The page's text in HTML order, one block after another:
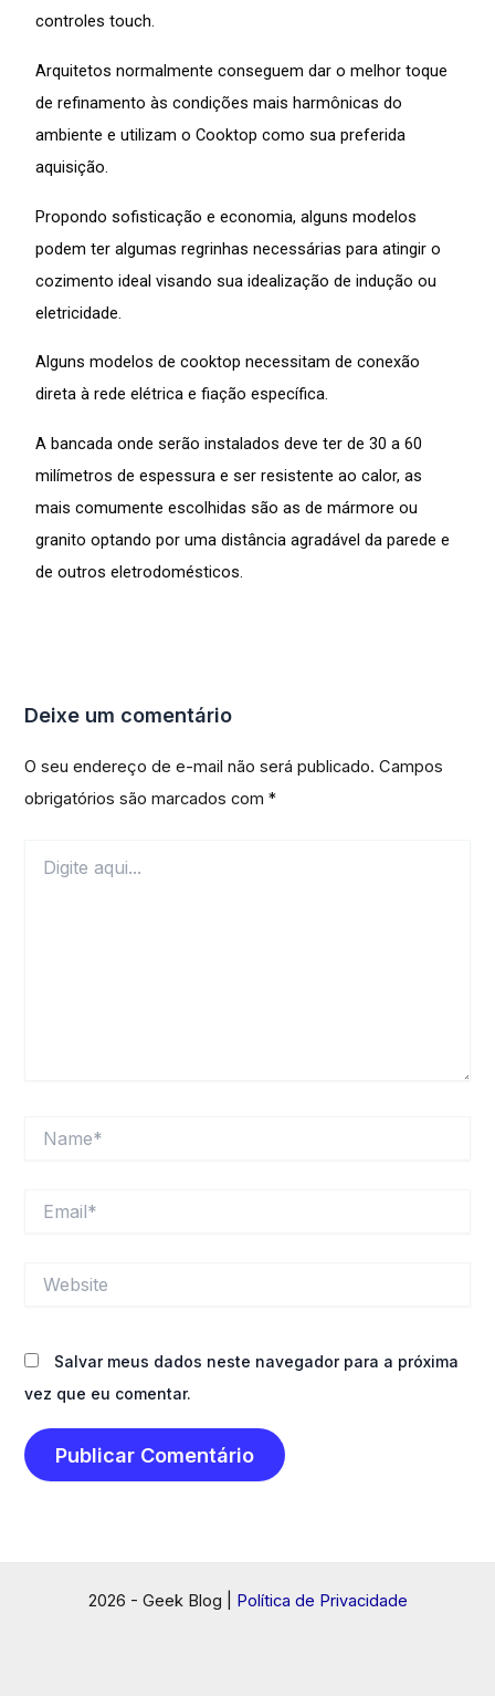
controles touch.
Arquitetos normalmente conseguem dar o melhor toque
de refinamento às condições mais harmônicas do
ambiente e utilizam o Cooktop como sua preferida
aquisição.
Propondo sofisticação e economia, alguns modelos
podem ter algumas regrinhas necessárias para atingir o
cozimento ideal visando sua idealização de indução ou
eletricidade.
Alguns modelos de cooktop necessitam de conexão
direta à rede elétrica e fiação específica.
A bancada onde serão instalados deve ter de 30 a 60
milímetros de espessura e ser resistente ao calor, as
mais comumente escolhidas são as de mármore ou
granito optando por uma distância agradável da parede e
de outros eletrodomésticos.
Deixe um comentário
O seu endereço de e-mail não será publicado. Campos
obrigatórios são marcados com*
aqui...
Salvar meus dados neste navegador para a próxima
vez que eu comentar.
2026 - Geek Blog | Política de Privacidade